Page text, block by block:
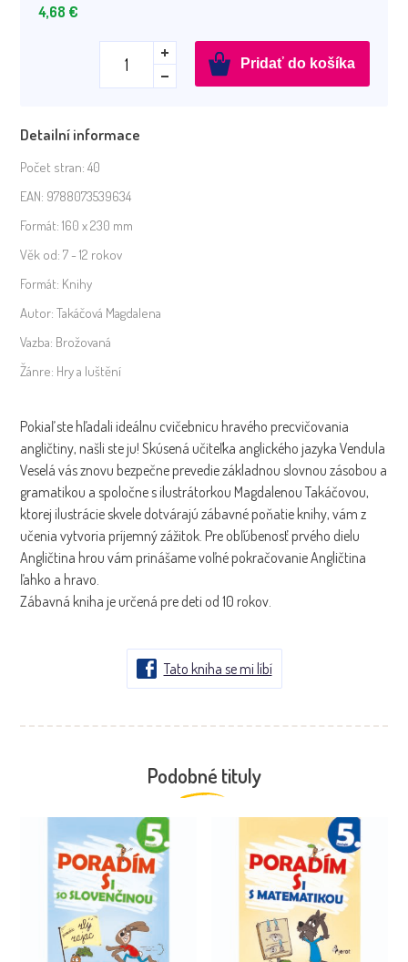
4,68 €
Angličtina
hravo
Pridať do košíka
Detailní informace
Počet stran: 40
EAN: 9788073539634
Formát: 160 x 230 mm
Věk od: 7 - 12 rokov
Formát: Knihy
Autor: Takáčová Magdalena
Vazba: Brožovaná
Žánre: Hry a luštění
Pokiaľ ste hľadali ideálnu cvičebnicu hravého precvičovania
angličtiny, našli ste ju! Skúsená učiteľka anglického jazyka Vendula
Veselá vás znovu bezpečne prevedie základnou slovnou zásobou a
gramatikou a spoločne s ilustrátorkou Magdalenou Takáčovou,
ktorej ilustrácie skvele dotvárajú zábavné poňatie knihy, vám z
učenia vytvoria príjemný zážitok. Pre obľúbenosť prvého dielu
Angličtina hrou vám prinášame voľné pokračovanie Angličtina
ľahko a hravo.
Zábavná kniha je určená pre deti od 10 rokov.
Tato kniha se mi líbí
Podobné tituly